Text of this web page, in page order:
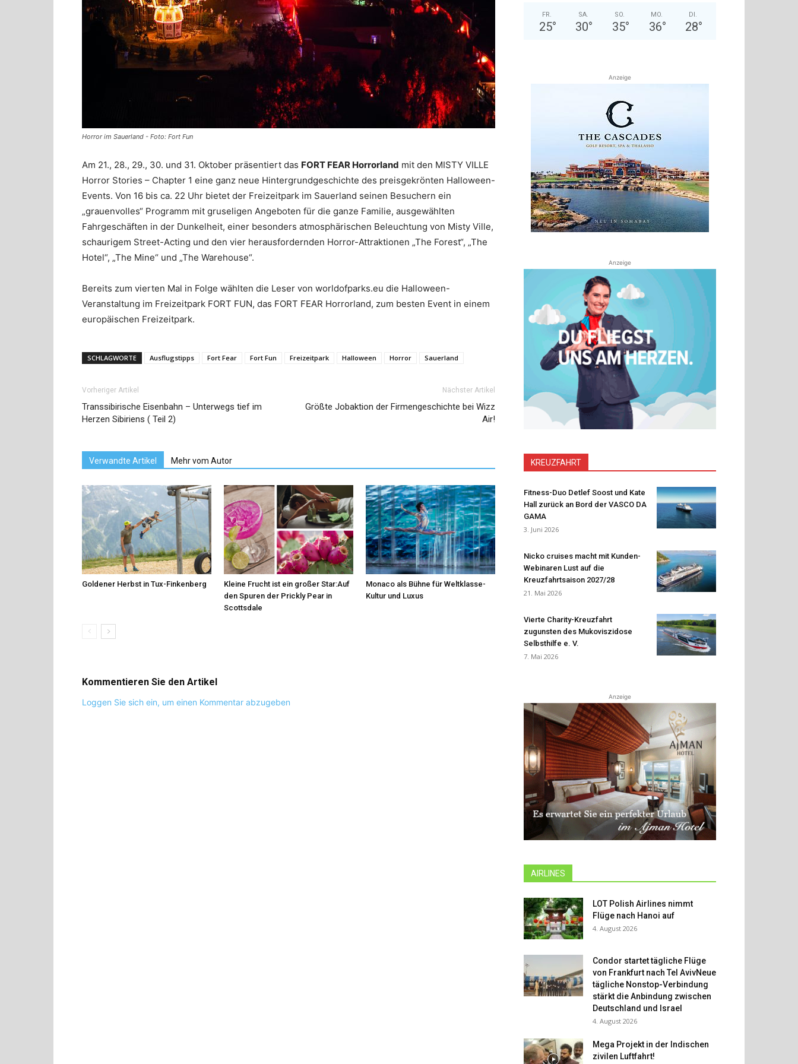
Horror im Sauerland - Foto: Fort Fun
Am 21., 28., 29., 30. und 31. Oktober präsentiert das FORT FEAR Horrorland mit den MISTY VILLE
Horror Stories – Chapter 1 eine ganz neue Hintergrundgeschichte des preisgekrönten Halloween-
Events. Von 16 bis ca. 22 Uhr bietet der Freizeitpark im Sauerland seinen Besuchern ein
„grauenvolles“ Programm mit gruseligen Angeboten für die ganze Familie, ausgewählten
Fahrgeschäften in der Dunkelheit, einer besonders atmosphärischen Beleuchtung von Misty Ville,
schaurigem Street-Acting und den vier herausfordernden Horror-Attraktionen „The Forest“, „The
Hotel“, „The Mine“ und „The Warehouse“.
Bereits zum vierten Mal in Folge wählten die Leser von worldofparks.eu die Halloween-
Veranstaltung im Freizeitpark FORT FUN, das FORT FEAR Horrorland, zum besten Event in einem
europäischen Freizeitpark.
SCHLAGWORTE Ausflugstipps Fort Fear Fort Fun Freizeitpark Halloween Horror Sauerland
Vorheriger Artikel
Transsibirische Eisenbahn – Unterwegs tief im
Herzen Sibiriens ( Teil 2)
Nächster Artikel
Größte Jobaktion der Firmengeschichte bei Wizz
Air!
Verwandte Artikel Mehr vom Autor
Goldener Herbst in Tux-Finkenberg
Kleine Frucht ist ein großer Star:Auf
den Spuren der Prickly Pear in
Scottsdale
Monaco als Bühne für Weltklasse-
Kultur und Luxus
Kommentieren Sie den Artikel
Loggen Sie sich ein, um einen Kommentar abzugeben
FR.
25°
SA.
30°
SO.
35°
MO.
36°
DI.
28°
Anzeige
Anzeige
KREUZFAHRT
Fitness-Duo Detlef Soost und Kate
Hall zurück an Bord der VASCO DA
GAMA
3. Juni 2026
Nicko cruises macht mit Kunden-
Webinaren Lust auf die
Kreuzfahrtsaison 2027/28
21. Mai 2026
Vierte Charity-Kreuzfahrt
zugunsten des Mukoviszidose
Selbsthilfe e. V.
7. Mai 2026
Anzeige
AIRLINES
LOT Polish Airlines nimmt
Flüge nach Hanoi auf
4. August 2026
Condor startet tägliche Flüge
von Frankfurt nach Tel AvivNeue
tägliche Nonstop-Verbindung
stärkt die Anbindung zwischen
Deutschland und Israel
4. August 2026
Mega Projekt in der Indischen
zivilen Luftfahrt!